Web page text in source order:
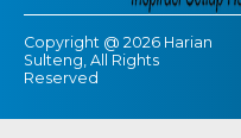
Copyright @ 2026 Harian
Sulteng, All Rights
Reserved